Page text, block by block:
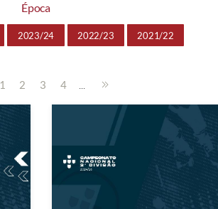
Época
2023/24 2022/23 2021/22
1 2 3 4 ...